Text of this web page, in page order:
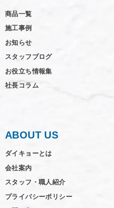
商品一覧
施工事例
お知らせ
スタッフブログ
お役立ち情報集
社長コラム
ABOUT US
ダイキョーとは
会社案内
スタッフ・職人紹介
プライバシーポリシー